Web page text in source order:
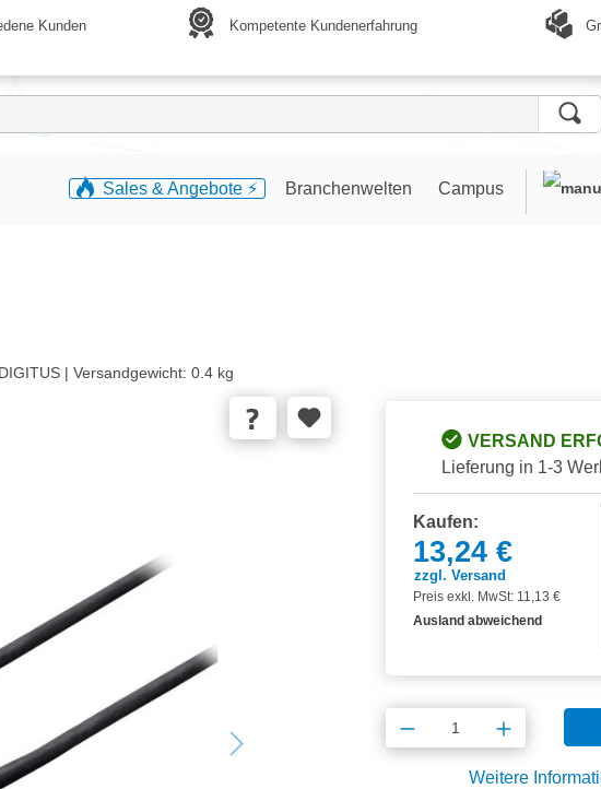
Kunden Kompetente Kundenerfahrung
Sales & Angebote ⚡️ Branchenwelten Campus
DIGITUS | Versandgewicht: 0.4 kg
VERSAND
Lieferung in 1-3
Kaufen:
13,24 €
zzgl. Versand
Preis exkl. MwSt: 11,13 €
Ausland abweichend
Produkt Anzahl:
Weitere